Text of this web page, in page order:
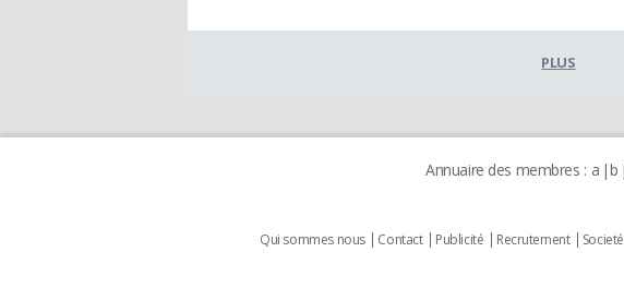
PLUS
Annuaire des membres : a b
Qui sommes nous Contact Publicité Recrutement Societé